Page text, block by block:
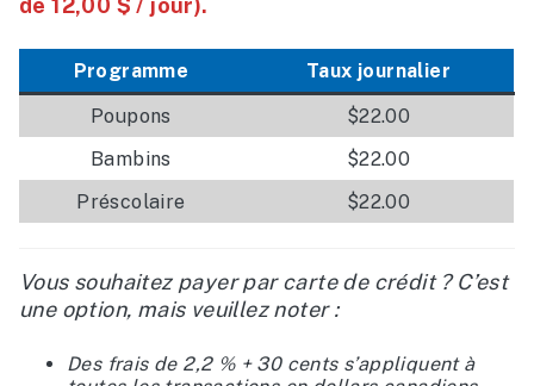
de 12,00 $ / jour).
Programme
Taux journalier
Poupons
$22.00
Bambins
$22.00
Préscolaire
$22.00
Vous souhaitez payer par carte de crédit ? C’est
une option, mais veuillez noter :
Des frais de 2,2 % + 30 cents s’appliquent à